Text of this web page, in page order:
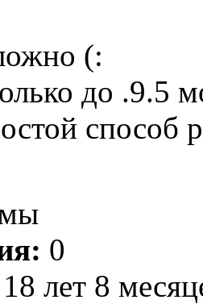
(:
до .9.5
способ
0
18 лет 8